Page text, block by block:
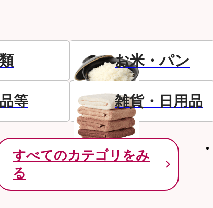
お米・パン
等 雑貨・日用品
すべてのカテゴリをみ
る